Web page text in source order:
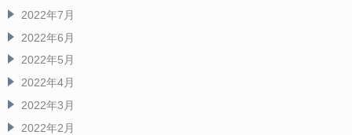
2022年7月
2022年6月
2022年5月
2022年4月
2022年3月
2022年2月